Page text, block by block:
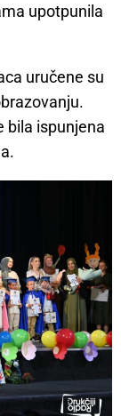
upotpunila
uručene su
bila ispunjena